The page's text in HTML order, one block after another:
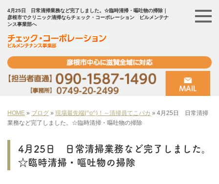
4月25日 日常清掃業務など完了しました。☆臨時清掃・嘔吐物の掃除｜
彦根市でクリニック清掃ならチェック・コーポレーション ビルメンテナ
ンス事業部へ
HOME » ブログ » 現場最先端(^o^)！～清掃員てこパカ » 4月25日 日常清掃
業務など完了しました。☆臨時清掃・嘔吐物の掃除
4月25日 日常清掃業務など完了しました。
☆臨時清掃・嘔吐物の掃除